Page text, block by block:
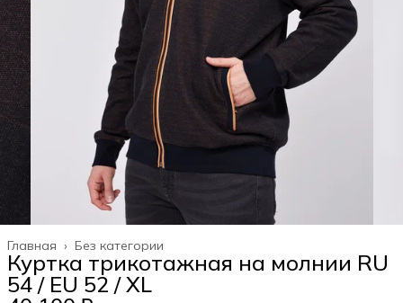
Без категории
Главная ›
Куртка трикотажная на молнии RU
54 / EU 52 / XL